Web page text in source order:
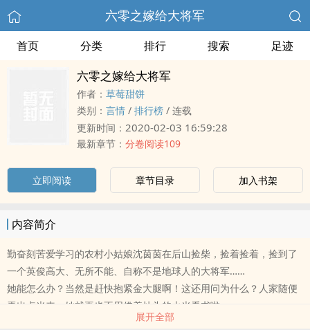
六零之嫁给大将军
首页 分类 排行 搜索 足迹
六零之嫁给大将军
作者： 草莓甜饼
类别： 言情 / 排行榜 / 连载
更新时间： 2020-02-03 16:59:28
最新章节： 分卷阅读109
立即阅读 章节目录 加入书架
内容简介
勤奋刻苦爱学习的农村小姑娘沈茵茵在后山捡柴，捡着捡着，捡到了
一个英俊高大、无所不能、自称不是地球人的大将军……
她能怎么办？当然是赶快抱紧金大腿啊！这还用问为什么？人家随便
弄出点光来，她就再也不用借着灶头的火光看书啦～
布列斯特·维恩大将军：其实，没有灯也挺好……
展开全部